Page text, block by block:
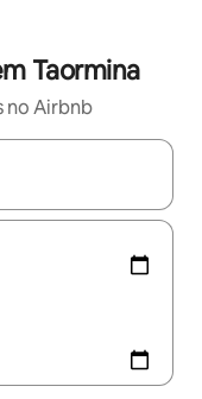
Taormina
no Airbnb
explore-os